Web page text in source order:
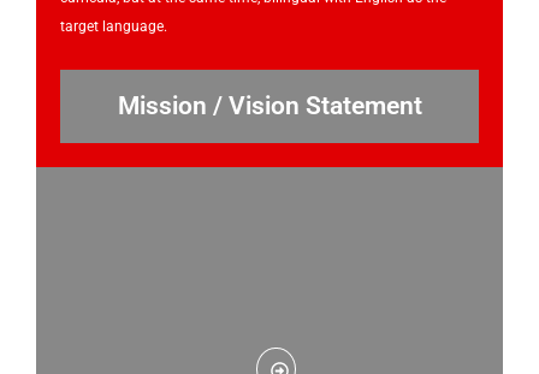
target language.
Mission / Vision Statement